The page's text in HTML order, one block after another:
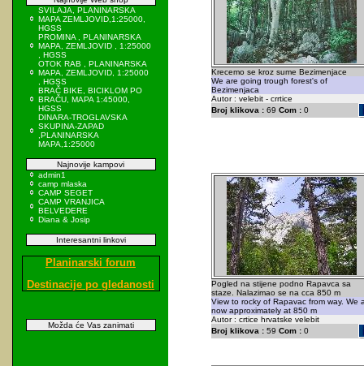
SVILAJA, PLANINARSKA
MAPA ZEMLJOVID,1:25000,
HGSS
PROMINA , PLANINARSKA
MAPA, ZEMLJOVID , 1:25000
, HGSS
OTOK RAB , PLANINARSKA
MAPA, ZEMLJOVID, 1:25000
, HGSS
BRAČ BIKE, BICIKLOM PO
BRAČU, MAPA 1:45000,
HGSS
DINARA-TROGLAVSKA
SKUPINA-ZAPAD
,PLANINARSKA
MAPA,1:25000
Najnovije kampovi
admin1
camp mlaska
CAMP SEGET
CAMP VRANJICA
BELVEDERE
Diana & Josip
Interesantni linkovi
Planinarski forum
Destinacije po gledanosti
Možda će Vas zanimati
Krecemo se kroz sume Bezimenjace
We are going trough forest's of
Bezimenjaca
Autor : velebit - crrtice
Broj klikova :69 Com :0
Pogled na stijene podno Rapavca sa
staze. Nalazimao se na cca 850 m
View to rocky of Rapavac from way. We
now approximately at 850 m
Autor : crtice hrvatske velebit
Broj klikova :59 Com :0